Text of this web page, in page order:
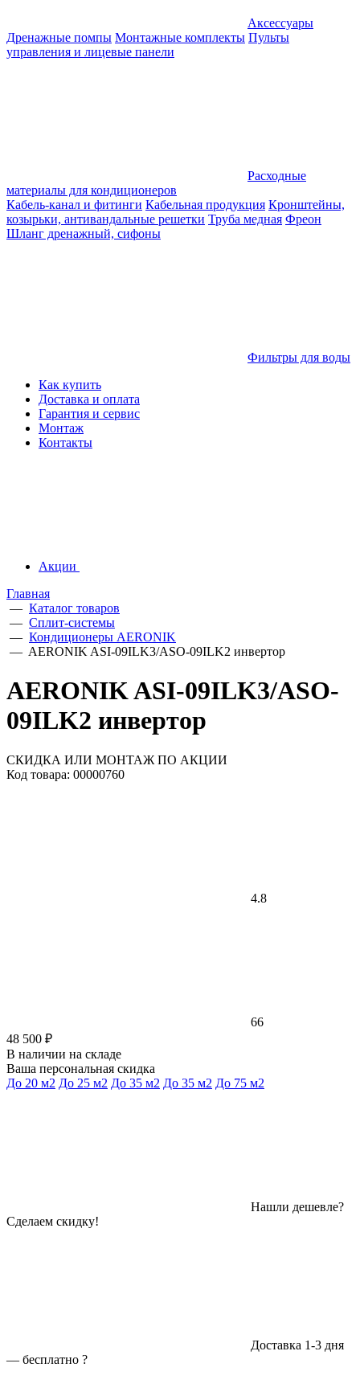
Аксессуары
Дренажные помпы Монтажные комплекты Пульты
управления и лицевые панели
Расходные
материалы для кондиционеров
Кабель-канал и фитинги Кабельная продукция Кронштейны,
козырьки, антивандальные решетки Труба медная Фреон
Шланг дренажный, сифоны
Фильтры для воды
Как купить
Доставка и оплата
Гарантия и сервис
Монтаж
Контакты
Акции
Главная
— Каталог товаров
— Сплит-системы
— Кондиционеры AERONIK
— AERONIK ASI-09ILK3/ASO-09ILK2 инвертoр
AERONIK ASI-09ILK3/ASO-
09ILK2 инвертoр
СКИДКА ИЛИ МОНТАЖ ПО АКЦИИ
Код товара: 00000760
4.8
66
48 500 ₽
В наличии на складе
Ваша персональная скидка
До 20 м2 До 25 м2 До 35 м2 До 35 м2 До 75 м2
Нашли дешевле?
Сделаем скидку!
Доставка 1-3 дня
— бесплатно ?